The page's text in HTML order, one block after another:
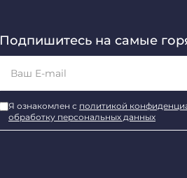
Подпишитесь на самые
Я ознакомлен с политикой
обработку персональных данных